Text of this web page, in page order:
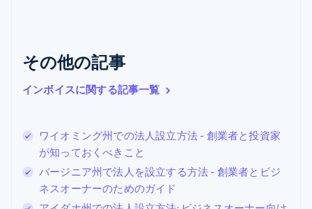
その他の記事
インボイスに関する記事一覧
ワイオミング州での法人設立方法 - 創業者と投資家
が知っておくべきこと
バージニア州で法人を設立する方法 - 創業者とビジ
ネスオーナーのためのガイド
EnglishItaliano
ジブラルタル
English
シンガポール
DeutschFrançais ItalianoEnglish
スウェーデン
SvenskaEnglish
スペイン
Español English